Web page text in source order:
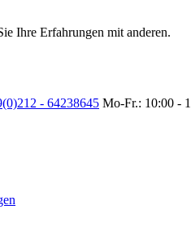
Ihre Erfahrungen mit anderen.
- 64238645 Mo-Fr.: 10:00 -